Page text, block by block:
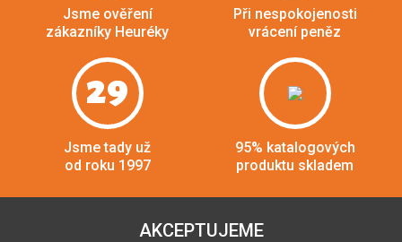
Jsme ověření
zákazníky Heuréky
Při nespokojenosti
vrácení peněz
29
Jsme tady už
od roku 1997
95% katalogových
produktu skladem
AKCEPTUJEME